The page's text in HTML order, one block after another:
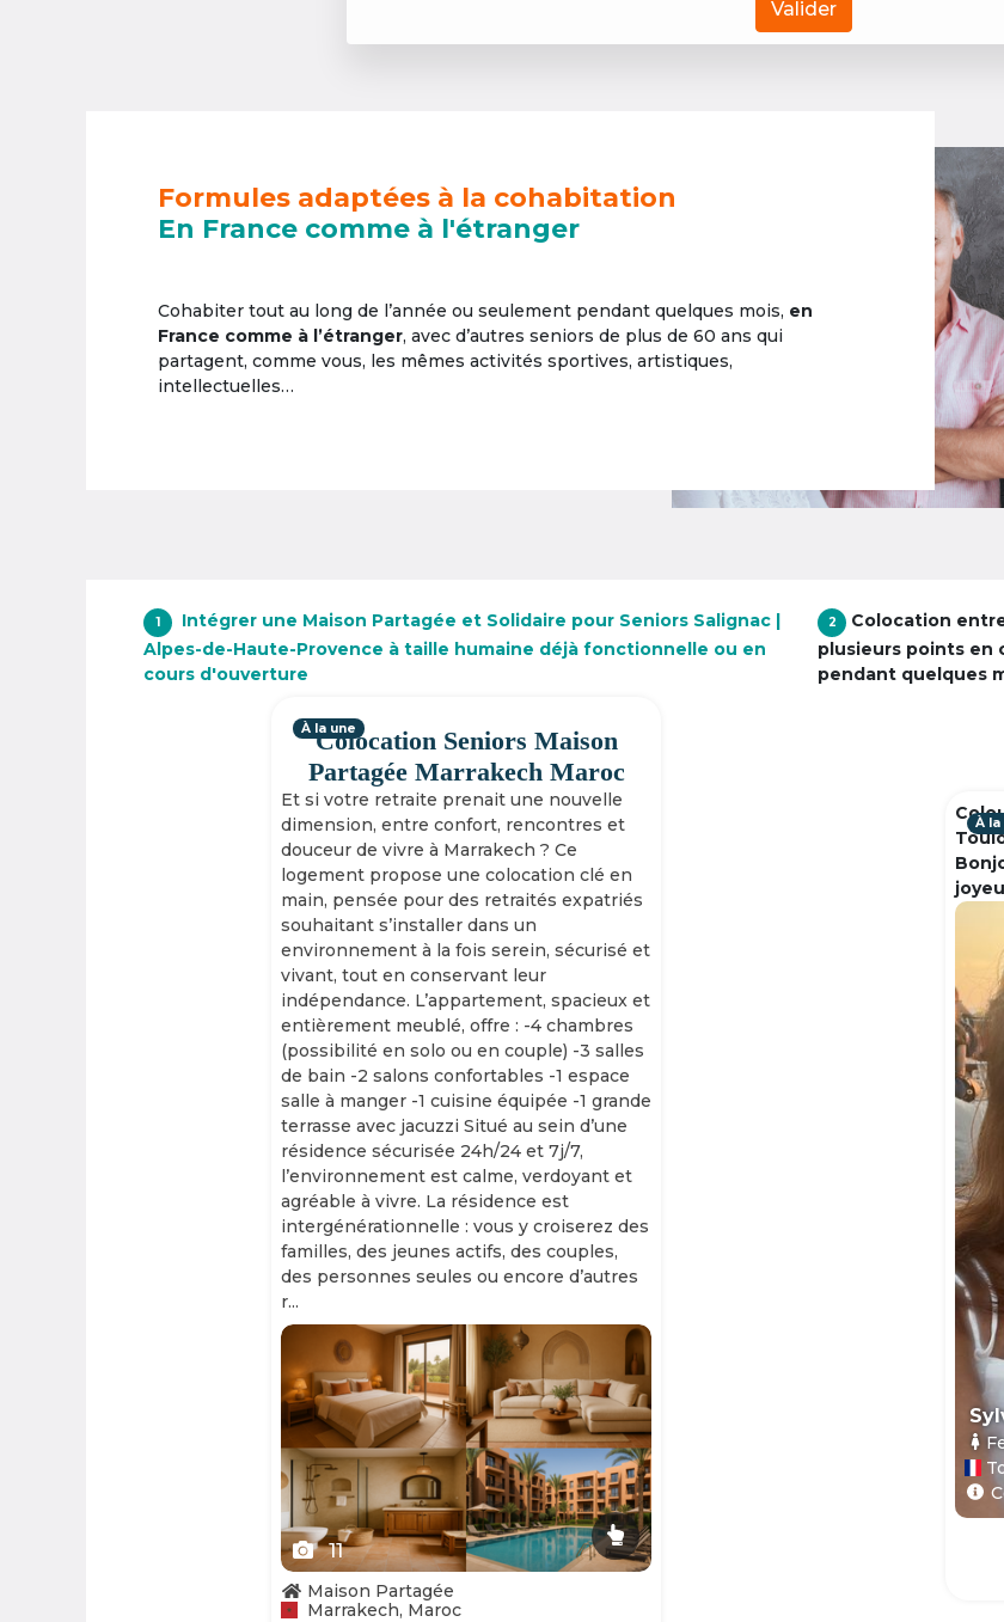
Valider
Formules adaptées à la cohabitation
En France comme à l'étranger
Cohabiter tout au long de l’année ou seulement pendant quelques mois, en
France comme à l’étranger, avec d’autres seniors de plus de 60 ans qui
partagent, comme vous, les mêmes activités sportives, artistiques,
intellectuelles…
1
Intégrer une Maison Partagée et Solidaire pour Seniors Salignac |
Alpes-de-Haute-Provence à taille humaine déjà fonctionnelle ou en
cours d'ouverture
Colocation Seniors Maison
Partagée Marrakech Maroc
Et si votre retraite prenait une nouvelle
dimension, entre confort, rencontres et
douceur de vivre à Marrakech ? Ce
logement propose une colocation clé en
main, pensée pour des retraités expatriés
souhaitant s’installer dans un
environnement à la fois serein, sécurisé et
vivant, tout en conservant leur
indépendance. L’appartement, spacieux et
entièrement meublé, offre : -4 chambres
(possibilité en solo ou en couple) -3 salles
de bain -2 salons confortables -1 espace
salle à manger -1 cuisine équipée -1 grande
terrasse avec jacuzzi Situé au sein d’une
résidence sécurisée 24h/24 et 7j/7,
l’environnement est calme, verdoyant et
agréable à vivre. La résidence est
intergénérationnelle : vous y croiserez des
familles, des jeunes actifs, des couples,
des personnes seules ou encore d’autres
r...
À la une
Slide 1 of 11
11
Maison Partagée
Marrakech, Maroc
2 Colocation
plusieurs points en
pendant quelques
À la